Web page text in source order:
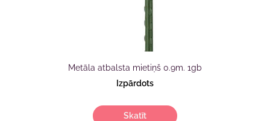
Metāla atbalsta mietiņš 0.9m. 1gb
Izpārdots
Skatīt